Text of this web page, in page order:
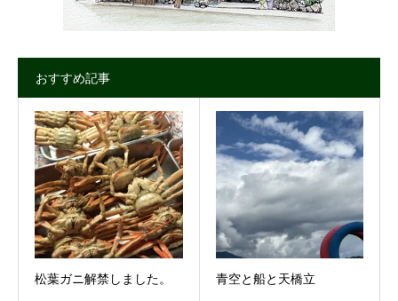
おすすめ記事
松葉ガニ解禁しました。 青空と船と天橋立